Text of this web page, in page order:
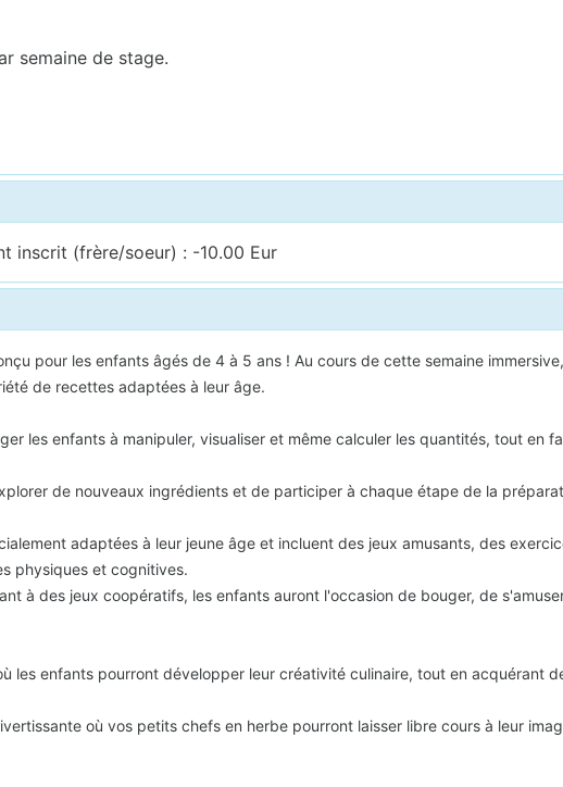
semaine de stage.
inscrit (frère/soeur) : -10.00 Eur
pour les enfants âgés de 4 à 5 ans ! Au cours de cette semaine
de recettes adaptées à leur âge.
les enfants à manipuler, visualiser et même calculer les quantités, tout en
de nouveaux ingrédients et de participer à chaque étape de la
adaptées à leur jeune âge et incluent des jeux amusants, des
physiques et cognitives.
à des jeux coopératifs, les enfants auront l'occasion de bouger, de
les enfants pourront développer leur créativité culinaire, tout en acquérant
où vos petits chefs en herbe pourront laisser libre cours à leur